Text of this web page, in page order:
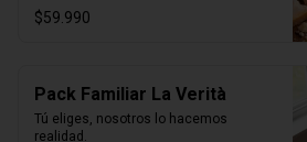
Selladas al vacío, listas para horno o
parrilla… como recién hechas.
$59.990
Pack Familiar La Verità
Tú eliges, nosotros lo hacemos
realidad.